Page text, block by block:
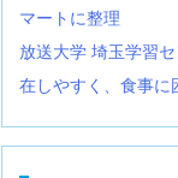
マートに整理
放送大学 埼玉学習
在しやすく、食事に